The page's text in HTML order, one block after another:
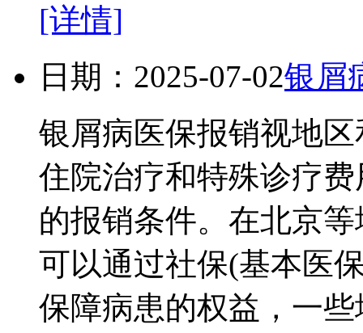
[详情]
日期：2025-07-02银屑
银屑病医保报销视地
住院治疗和特殊诊疗
的报销条件。在北京
可以通过社保(基本医
保障病患的权益，一